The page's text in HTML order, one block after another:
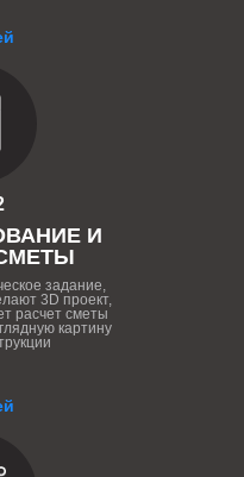
И
задание,
3D проект,
расчет сметы
картину